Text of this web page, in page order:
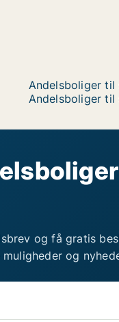
Andelsboliger til
Andelsboliger til
og få gratis
og